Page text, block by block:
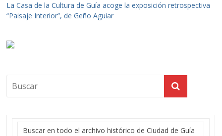
La Casa de la Cultura de Guía acoge la exposición retrospectiva
“Paisaje Interior”, de Geño Aguiar
Buscar en todo el archivo histórico de Ciudad de Guía